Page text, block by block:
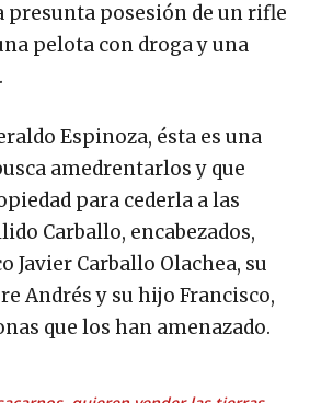
presunta posesión de un rifle
pelota con droga y una
Espinoza, ésta es una
amedrentarlos y que
para cederla a las
Carballo, encabezados,
Javier Carballo Olachea, su
Andrés y su hijo Francisco,
que los han amenazado.